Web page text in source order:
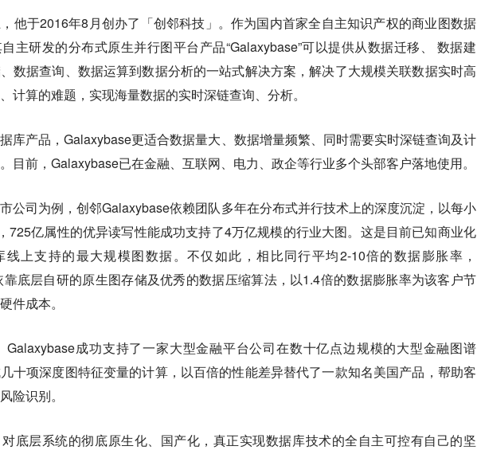
他于2016年8月创办了「创邻科技」。作为国内首家全自主知识产权的商业图数据
主研发的分布式原生并行图平台产品“Galaxybase”可以提供从数据迁移、 数据建
数据查询、数据运算到数据分析的一站式解决方案 ，解决了大规模关联数据实时高
计算的难题，实现海量数据的实时深链查询、分析。
库产品，Galaxybase更适合数据量大、数据增量频繁、同时需要实时深链查询及计
。目前，Galaxybase已在金融、互联网、电力、政企等行业多个头部客户落地使用。
公司为例 ，创邻Galaxybase依赖团队多年在分布式并行技术上的深度沉淀，以每小
725亿属性的优异读写性能成功支持了4万亿规模的行业大图。这是目前已知商业化
线上支持的最大规模图数据。不仅如此，相比同行平均2-10倍的数据膨胀率，
底层自研的原生图存储及优秀的数据压缩算法，以1.4倍的数据膨胀率为该客户节
件成本。
Galaxybase成功支持了一家大型金融平台公司在数十亿点边规模的大型金融图谱
十项深度图特征变量的计算，以百倍的性能差异替代了一款知名美国产品，帮助客
险识别。
对底层系统的彻底原生化、国产化，真正实现数据库技术的全自主可控有自己的坚